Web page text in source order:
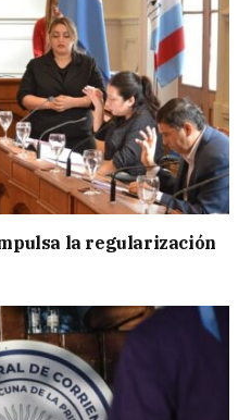
la regularización